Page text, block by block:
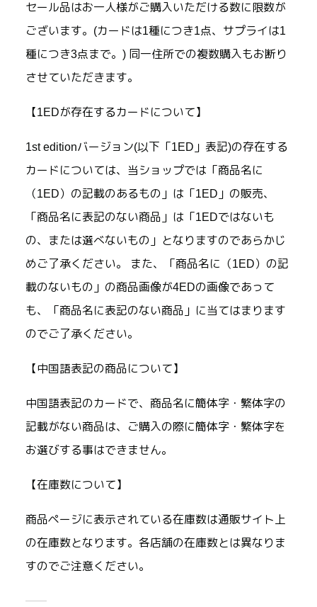
セール品はお一人様がご購入いただける数に限数が
ございます。(カードは1種につき1点、サプライは1
種につき3点まで。) 同一住所での複数購入もお断り
させていただきます。
【1EDが存在するカードについて】
1st editionバージョン(以下「1ED」表記)の存在する
カードについては、当ショップでは「商品名に
（1ED）の記載のあるもの」は「1ED」の販売、
「商品名に表記のない商品」は「1EDではないも
の、または選べないもの」となりますのであらかじ
めご了承ください。 また、「商品名に（1ED）の記
載のないもの」の商品画像が4EDの画像であって
も、「商品名に表記のない商品」に当てはまります
のでご了承ください。
【中国語表記の商品について】
中国語表記のカードで、商品名に簡体字・繁体字の
記載がない商品は、ご購入の際に簡体字・繁体字を
お選びする事はできません。
【在庫数について】
商品ページに表示されている在庫数は通販サイト上
の在庫数となります。各店舗の在庫数とは異なりま
すのでご注意ください。